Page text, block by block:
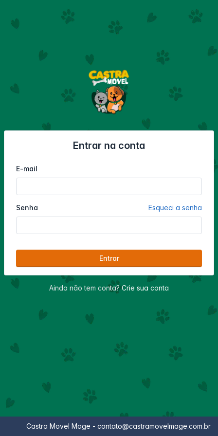
Entrar na conta
E-mail
Senha Esqueci a senha
Entrar
Ainda não tem conta?Crie sua conta
Castra Movel Mage - contato@castramovelmage.com.br